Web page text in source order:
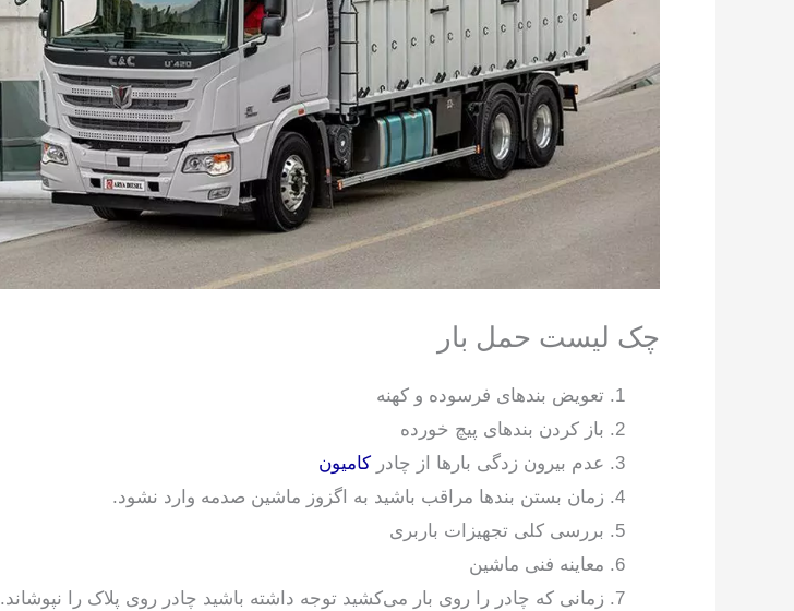
چک لیست حمل بار
تعویض بندهای فرسوده و کهنه
باز کردن بندهای پیچ خورده
عدم بیرون زدگی بارها از چادر کامیون
زمان بستن بندها مراقب باشید به اگزوز ماشین صدمه وارد نشود.
بررسی کلی تجهیزات باربری
معاینه فنی ماشین
زمانی که چادر را روی بار می‌کشید توجه داشته باشید چادر روی پلاک را نپوشاند.